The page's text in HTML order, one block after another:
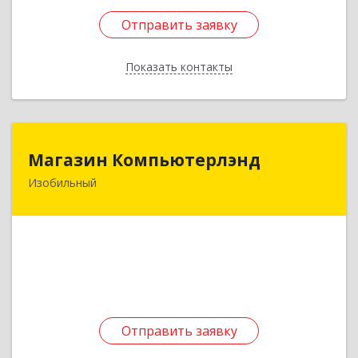
Отправить заявку
Показать контакты
Отправить заявку
Назад
Магазин Компьютерлэнд
Изобильный
Отправить заявку
356140, Ставропольский край, Изобильный г,
Отправить заявку